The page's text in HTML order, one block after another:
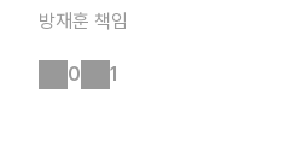
이어의 끊임없는 도전과 드라
본블랙'은 폐타이어를 무산소
활용하는 자원순환 구조를
방재훈 책임
0 1